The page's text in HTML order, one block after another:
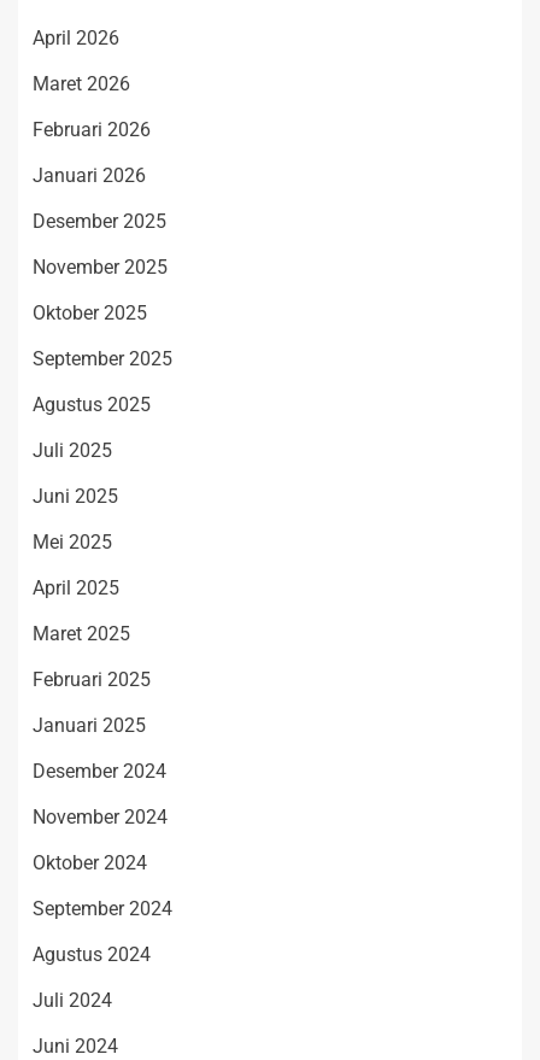
April 2026
Maret 2026
Februari 2026
Januari 2026
Desember 2025
November 2025
Oktober 2025
September 2025
Agustus 2025
Juli 2025
Juni 2025
Mei 2025
April 2025
Maret 2025
Februari 2025
Januari 2025
Desember 2024
November 2024
Oktober 2024
September 2024
Agustus 2024
Juli 2024
Juni 2024